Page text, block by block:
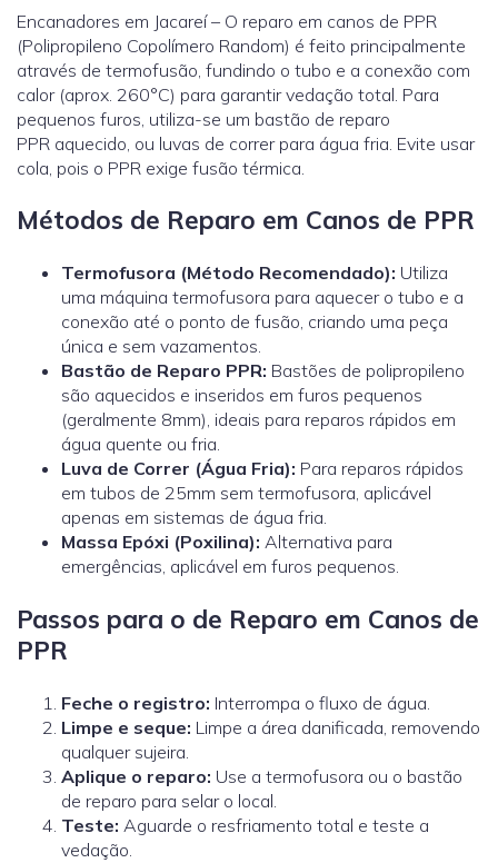
Encanadores em Jacareí – O reparo em canos de PPR
(Polipropileno Copolímero Random) é feito principalmente
através de termofusão, fundindo o tubo e a conexão com
calor (aprox. 260°C) para garantir vedação total. Para
pequenos furos, utiliza-se um bastão de reparo
PPR aquecido, ou luvas de correr para água fria. Evite usar
cola, pois o PPR exige fusão térmica.
Métodos de Reparo em Canos de PPR
Termofusora (Método Recomendado): Utiliza
uma máquina termofusora para aquecer o tubo e a
conexão até o ponto de fusão, criando uma peça
única e sem vazamentos.
Bastão de Reparo PPR: Bastões de polipropileno
são aquecidos e inseridos em furos pequenos
(geralmente 8mm), ideais para reparos rápidos em
água quente ou fria.
Luva de Correr (Água Fria): Para reparos rápidos
em tubos de 25mm sem termofusora, aplicável
apenas em sistemas de água fria.
Massa Epóxi (Poxilina): Alternativa para
emergências, aplicável em furos pequenos.
Passos para o de Reparo em Canos de
PPR
Feche o registro: Interrompa o fluxo de água.
Limpe e seque: Limpe a área danificada, removendo
qualquer sujeira.
Aplique o reparo: Use a termofusora ou o bastão
de reparo para selar o local.
Teste: Aguarde o resfriamento total e teste a
vedação.